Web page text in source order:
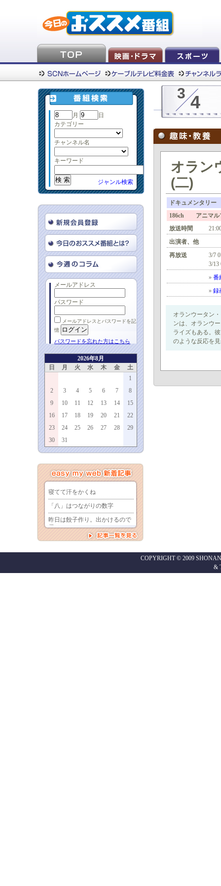
月
日
カテゴリー
チャンネル名
キーワード
ジャンル検索
メールアドレス
パスワード
メールアドレスとパスワードを記
憶
パスワードを忘れた方はこちら
2026年8月
日
月 火 水 木 金
土
1
2
3 4 5 6 7
8
9
10 11 12 13 14
15
16
17 18 19 20 21
22
23
24 25 26 27 28
29
30
31
3 4
オラン
(二)
ドキュメンタリー
186ch アニマル
放送時間
出演者、他
再放送
3/7
3/
» 番
» 録
オランウータン
ンは、オランウ
ライズもある。
のような反応を
COPYRIGHT © 2009
&